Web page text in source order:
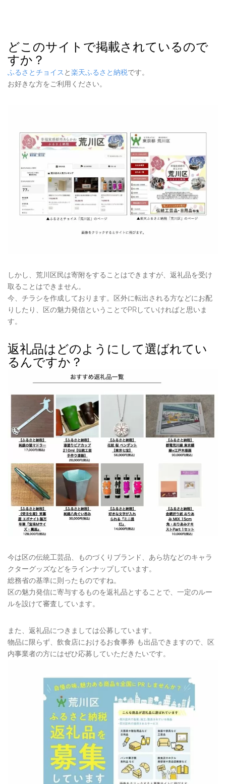
どこのサイトで掲載されているので
すか？
ふるさとチョイス と楽天ふるさと納税です。
お好きな方をご利用ください。
しかし、荒川区民は寄附をすることはできますが、返礼品を受け
取ることはできません。
今、チラシを作成しております。区外に転出される方などにお配
りしたり、区の魅力発信ということでPRしていければと思いま
す。
返礼品はどのようにして選ばれてい
るんですか？
今は区の伝統工芸品、ものづくりブランド、あら坊などのキャラ
クターグッズなどをラインナップしています。
総務省の基準に則ったものですね。
区の魅力発信に寄与するものを返礼品とすることで、一定のルー
ルを設けて審査しています。
また、返礼品につきましては公募しています。
物品に限らず、飲食店におけるお食事券 も出品できますので、区
内事業者の方にはぜひ応募していただきたいです。